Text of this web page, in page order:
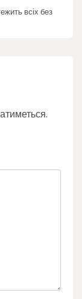
всіх без